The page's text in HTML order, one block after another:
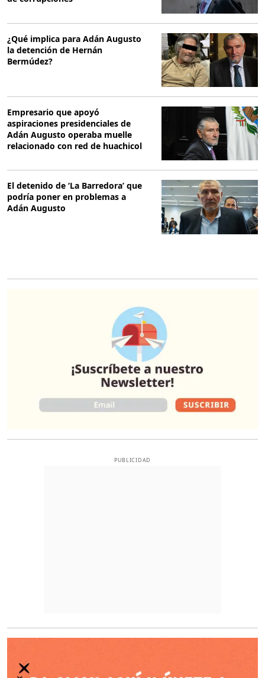
¿Qué implica para Adán Augusto
la detención de Hernán
Bermúdez?
Empresario que apoyó
aspiraciones presidenciales de
Adán Augusto operaba muelle
relacionado con red de huachicol
El detenido de ‘La Barredora’ que
podría poner en problemas a
Adán Augusto
PUBLICIDAD